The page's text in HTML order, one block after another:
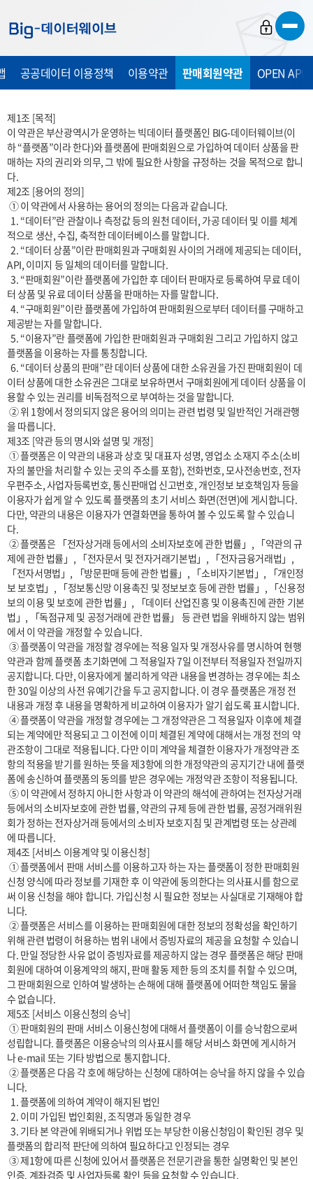
가
기
가
기
가
기
공공데이터 이용정책 이용약관 판매회원약관 OPEN API
제1조 [목적]
이 약관은 부산광역시가 운영하는 빅데이터 플랫폼인 BIG-데이터웨이브(이
하 “플랫폼”이라 한다)와 플랫폼에 판매회원으로 가입하여 데이터 상품을 판
매하는 자의 권리와 의무, 그 밖에 필요한 사항을 규정하는 것을 목적으로 합니
다.
제2조 [용어의 정의]
적으로 생산, 수집, 축적한 데이터베이스를 말합니다.
  2. “데이터 상품”이란 판매회원과 구매회원 사이의 거래에 제공되는 데이터,
API, 이미지 등 일체의 데이터를 말합니다.
  3. “판매회원”이란 플랫폼에 가입한 후 데이터 판매자로 등록하여 무료 데이
터 상품 및 유료 데이터 상품을 판매하는 자를 말합니다.
  4. “구매회원”이란 플랫폼에 가입하여 판매회원으로부터 데이터를 구매하고
제공받는 자를 말합니다.
  5. “이용자”란 플랫폼에 가입한 판매회원과 구매회원 그리고 가입하지 않고
플랫폼을 이용하는 자를 통칭합니다.
  6. “데이터 상품의 판매”란 데이터 상품에 대한 소유권을 가진 판매회원이 데
이터 상품에 대한 소유권은 그대로 보유하면서 구매회원에게 데이터 상품을 이
용할 수 있는 권리를 비독점적으로 부여하는 것을 말합니다.
을 따릅니다.
제3조 [약관 등의 명시와 설명 및 개정]
자의 불만을 처리할 수 있는 곳의 주소를 포함), 전화번호, 모사전송번호, 전자
우편주소, 사업자등록번호, 통신판매업 신고번호, 개인정보 보호책임자 등을
이용자가 쉽게 알 수 있도록 플랫폼의 초기 서비스 화면(전면)에 게시합니다.
다만, 약관의 내용은 이용자가 연결화면을 통하여 볼 수 있도록 할 수 있습니
다.
제에 관한 법률」, 「전자문서 및 전자거래기본법」, 「전자금융거래법」,
「전자서명법」, 「방문판매 등에 관한 법률」, 「소비자기본법」, 「개인정
보 보호법」, 「정보통신망 이용촉진 및 정보보호 등에 관한 법률」, 「신용정
보의 이용 및 보호에 관한 법률」, 「데이터 산업진흥 및 이용촉진에 관한 기본
법」, 「독점규제 및 공정거래에 관한 법률」 등 관련 법을 위배하지 않는 범위
에서 이 약관을 개정할 수 있습니다.
약관과 함께 플랫폼 초기화면에 그 적용일자 7일 이전부터 적용일자 전일까지
공지합니다. 다만, 이용자에게 불리하게 약관 내용을 변경하는 경우에는 최소
한 30일 이상의 사전 유예기간을 두고 공지합니다. 이 경우 플랫폼은 개정 전
내용과 개정 후 내용을 명확하게 비교하여 이용자가 알기 쉽도록 표시합니다.
되는 계약에만 적용되고 그 이전에 이미 체결된 계약에 대해서는 개정 전의 약
관조항이 그대로 적용됩니다. 다만 이미 계약을 체결한 이용자가 개정약관 조
항의 적용을 받기를 원하는 뜻을 제3항에 의한 개정약관의 공지기간 내에 플랫
폼에 송신하여 플랫폼의 동의를 받은 경우에는 개정약관 조항이 적용됩니다.
등에서의 소비자보호에 관한 법률, 약관의 규제 등에 관한 법률, 공정거래위원
회가 정하는 전자상거래 등에서의 소비자 보호지침 및 관계법령 또는 상관례
에 따릅니다.
제4조 [서비스 이용계약 및 이용신청]
신청 양식에 따라 정보를 기재한 후 이 약관에 동의한다는 의사표시를 함으로
써 이용 신청을 해야 합니다. 가입신청 시 필요한 정보는 사실대로 기재해야 합
니다.
위해 관련 법령이 허용하는 범위 내에서 증빙자료의 제공을 요청할 수 있습니
다. 만일 정당한 사유 없이 증빙자료를 제공하지 않는 경우 플랫폼은 해당 판매
회원에 대하여 이용계약의 해지, 판매 활동 제한 등의 조치를 취할 수 있으며,
그 판매회원으로 인하여 발생하는 손해에 대해 플랫폼에 어떠한 책임도 물을
수 없습니다.
제5조 [서비스 이용신청의 승낙]
성립합니다. 플랫폼은 이용승낙의 의사표시를 해당 서비스 화면에 게시하거
나 e-mail 또는 기타 방법으로 통지합니다.
니다.
  2. 이미 가입된 법인회원, 조직명과 동일한 경우
  3. 기타 본 약관에 위배되거나 위법 또는 부당한 이용신청임이 확인된 경우 및
플랫폼의 합리적 판단에 의하여 필요하다고 인정되는 경우
인증, 계좌검증 및 사업자등록 확인 등을 요청할 수 있습니다.